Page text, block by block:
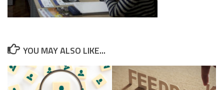
YOU MAY ALSO LIKE...